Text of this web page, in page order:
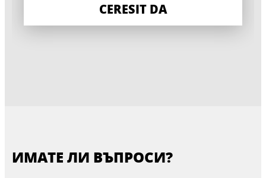
CERESIT DA
ИМАТЕ ЛИ ВЪПРОСИ?